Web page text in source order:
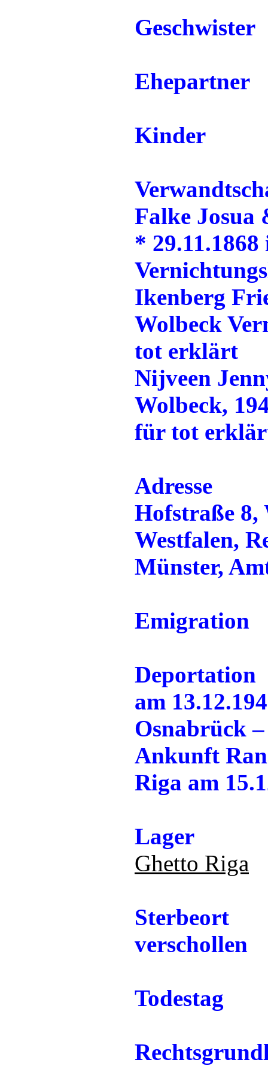
Geschwister
Ehepartner
Kinder
Falke Josua
*
Ikenberg
Wolbeck
tot erklärt
Nijveen
Wolbeck,
für tot
Adresse
Hofstraße 8,
Westfalen,
Münster,
Emigration
Deportation
am
Osnabrück
Ankunft
Riga am
Lager
Ghetto Riga
Sterbeort
verschollen
Todestag